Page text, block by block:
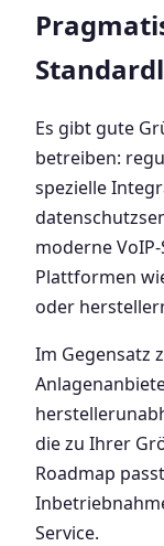
Es gibt gute
betreiben:
spezielle
moderne
Plattformen
oder
Im Gegensatz
die zu Ihrer
Roadmap
Service.